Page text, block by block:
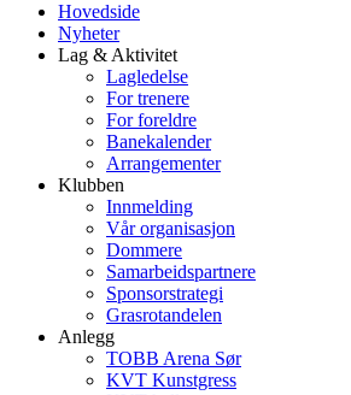
Hovedside
Nyheter
Lag & Aktivitet
Lagledelse
For trenere
For foreldre
Banekalender
Arrangementer
Klubben
Innmelding
Vår organisasjon
Dommere
Samarbeidspartnere
Sponsorstrategi
Grasrotandelen
Anlegg
TOBB Arena Sør
KVT Kunstgress